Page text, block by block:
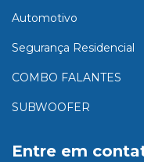
Automotivo
Segurança Residencial
COMBO FALANTES
SUBWOOFER
Entre em